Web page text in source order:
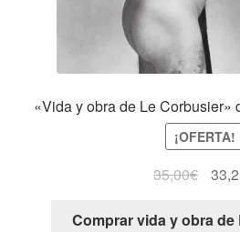
«Vida y obra de Le Corbusier»
¡OFERTA!
35,00€
Comprar vida y obra